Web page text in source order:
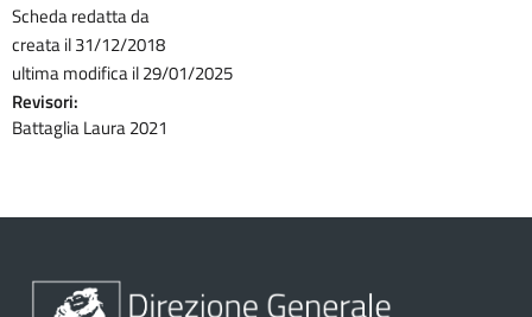
Scheda redatta da
creata il 31/12/2018
ultima modifica il 29/01/2025
Revisori:
Battaglia Laura 2021